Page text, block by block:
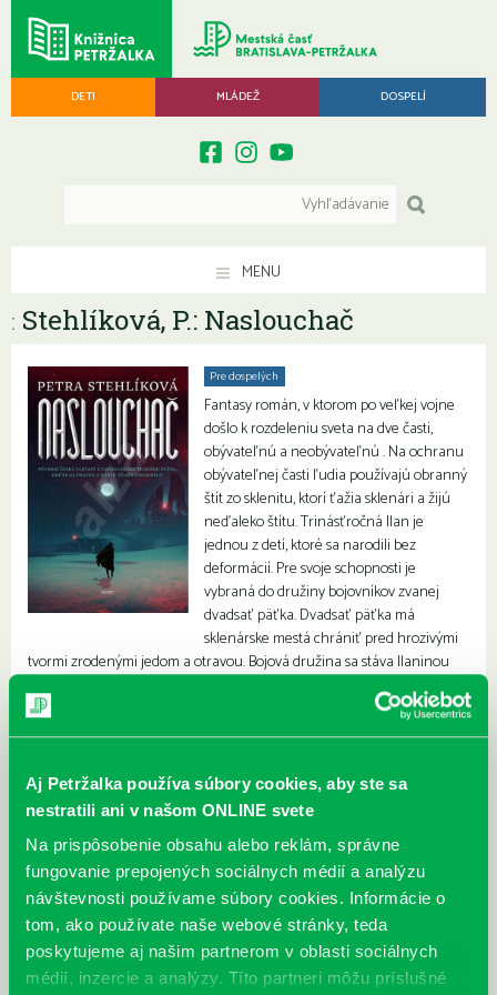
Aj Petržalka používa súbory cookies, aby ste sa
nestratili ani v našom ONLINE svete
Na prispôsobenie obsahu alebo reklám, správne
fungovanie prepojených sociálnych médií a analýzu
návštevnosti používame súbory cookies. Informácie o
tom, ako používate naše webové stránky, teda
poskytujeme aj našim partnerom v oblasti sociálnych
médií, inzercie a analýzy. Títo partneri môžu príslušné
DETI MLÁDEŽ DOSPELÍ
MENU
: Stehlíková, P.: Naslouchač
Pre dospelých
Fantasy román, v ktorom po veľkej vojne
došlo k rozdeleniu sveta na dve časti,
obývateľnú a neobývateľnú . Na ochranu
obývateľnej časti ľudia používajú obranný
štít zo sklenitu, ktorí ťažia sklenári a žijú
neďaleko štítu. Trinásťročná Ilan je
jednou z detí, ktoré sa narodili bez
deformácií. Pre svoje schopnosti je
vybraná do družiny bojovníkov zvanej
dvadsať päťka. Dvadsať päťka má
sklenárske mestá chrániť pred hrozivými
tvormi zrodenými jedom a otravou. Bojová družina sa stáva Ilaninou
rodinou a pri ich postupnom poznávaní dievča odhaľuje i iné tajomné
pravdy.